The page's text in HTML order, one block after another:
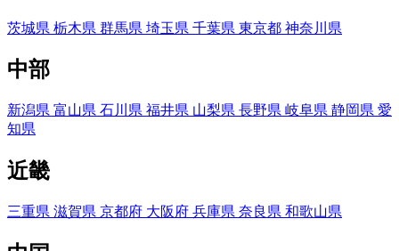
茨城県 栃木県 群馬県 埼玉県 千葉県 東京都 神奈川県
中部
新潟県 富山県 石川県 福井県 山梨県 長野県 岐阜県 静岡県 愛
知県
近畿
三重県 滋賀県 京都府 大阪府 兵庫県 奈良県 和歌山県